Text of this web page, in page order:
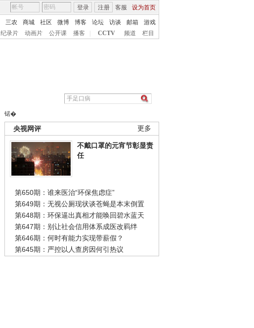
客服 设为首页
登录 注册
三农 商城 社区 微博 博客 论坛 访谈 邮箱
游戏
纪录片 动画片 公开课 播客 CCTV 频道 栏目
锘�
更多
央视网评
不戴口罩的元宵节彰显责
任
第650期：谁来医治“环保焦虑症”
第649期：无视公厕现状谈苍蝇是本末倒置
第648期：环保逼出真相才能唤回碧水蓝天
第647期：别让社会信用体系成医改羁绊
第646期：何时有能力实现带薪假？
第645期：严控以人查房因何引热议